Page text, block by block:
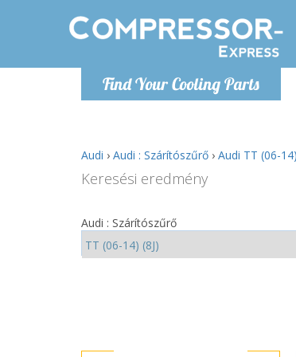
Find Your Cooling Parts
Audi › Audi : Szárítószűrő › Audi TT (06-
Keresési eredmény
Audi : Szárítószűrő